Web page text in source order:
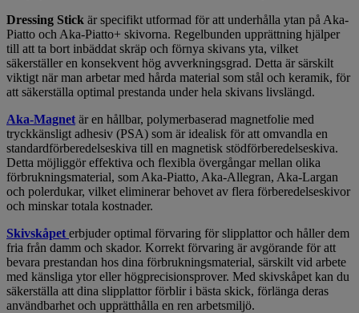
Dressing Stick är specifikt utformad för att underhålla ytan på Aka-
Piatto och Aka-Piatto+ skivorna. Regelbunden upprättning hjälper
till att ta bort inbäddat skräp och förnya skivans yta, vilket
säkerställer en konsekvent hög avverkningsgrad. Detta är särskilt
viktigt när man arbetar med hårda material som stål och keramik, för
att säkerställa optimal prestanda under hela skivans livslängd.
Aka-Magnet är en hållbar, polymerbaserad magnetfolie med
tryckkänsligt adhesiv (PSA) som är idealisk för att omvandla en
standardförberedelseskiva till en magnetisk stödförberedelseskiva.
Detta möjliggör effektiva och flexibla övergångar mellan olika
förbrukningsmaterial, som Aka-Piatto, Aka-Allegran, Aka-Largan
och polerdukar, vilket eliminerar behovet av flera förberedelseskivor
och minskar totala kostnader.
Skivskåpet erbjuder optimal förvaring för slipplattor och håller dem
fria från damm och skador. Korrekt förvaring är avgörande för att
bevara prestandan hos dina förbrukningsmaterial, särskilt vid arbete
med känsliga ytor eller högprecisionsprover. Med skivskåpet kan du
säkerställa att dina slipplattor förblir i bästa skick, förlänga deras
användbarhet och upprätthålla en ren arbetsmiljö.